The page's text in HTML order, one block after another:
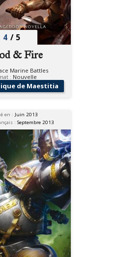
4 / 5
& Fire
Marine Battles
: Nouvelle
de Maestitia
en : Juin 2013
: Septembre 2013